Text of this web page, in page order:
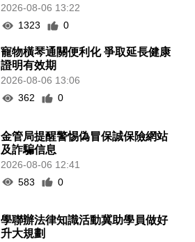
2026-08-06 13:22
1323
0
寵物橫琴通關便利化 爭取延長健康
證明有效期
2026-08-06 13:06
362
0
金管局提醒警惕偽冒保誠保險網站
及詐騙信息
2026-08-06 12:41
583
0
學聯辦法律知識活動冀助學員做好
升大規劃